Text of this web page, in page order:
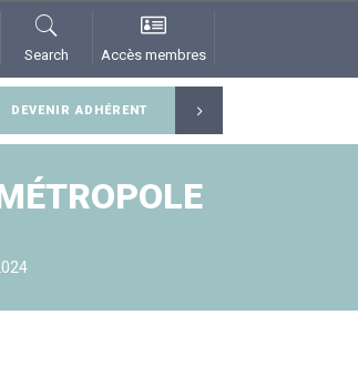
Search Accès membres
DEVENIR ADHÉRENT